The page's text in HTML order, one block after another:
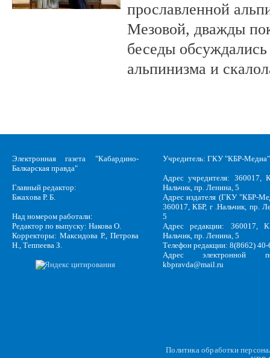
прославленной
Мезовой, дважды
беседы
альпинизма и
Электронная газета "Кабардино-
Балкарская правда"
Главный редактор:
Бжахова Р. Б.
Над номером работали:
Редактор по выпуску: Накова О.
Корректоры: Максидова Р., Петрова
Н., Теппеева З.
Учредитель: ГКУ "КБР-Медиа"
Адрес учредителя: 360017,
Нальчик, пр. Ленина, 5
Адрес издателя (ГКУ "КБР-
360017, КБР, г .Нальчик, пр.
5
Адрес редакции: 360017,
Нальчик, пр. Ленина, 5
Телефон редакции: 8(8662)
Адрес электронной
kbpravda@mail.ru
Политика обработки